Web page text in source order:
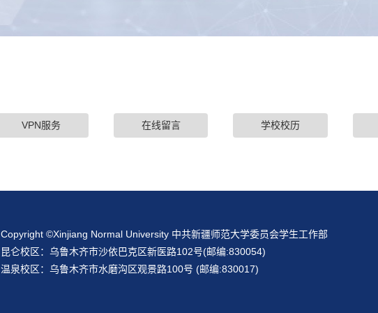
VPN服务 在线留言 学校校历
Copyright ©Xinjiang Normal University 中共新疆师范大学委员会学生工作部
昆仑校区：乌鲁木齐市沙依巴克区新医路102号(邮编:830054)
温泉校区：乌鲁木齐市水磨沟区观景路100号 (邮编:830017)